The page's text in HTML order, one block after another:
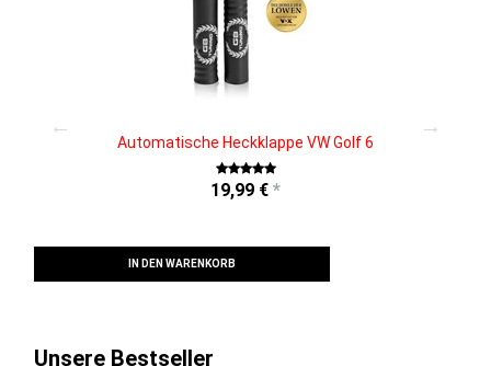
Automatische Heckklappe VW Golf 6
19,99 € *
IN DEN WARENKORB
Unsere Bestseller